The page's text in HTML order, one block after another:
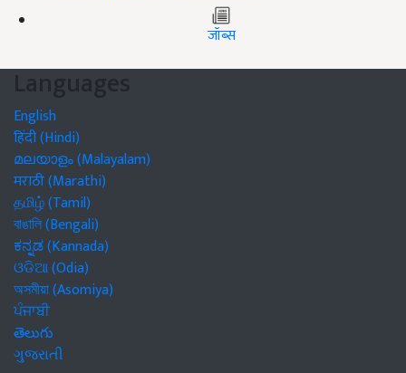
जॉब्स
Languages
English
हिंदी (Hindi)
മലയാളം (Malayalam)
मराठी (Marathi)
தமிழ் (Tamil)
বাঙালি (Bengali)
ಕನ್ನಡ (Kannada)
ଓଡିଆ (Odia)
অসমীয়া (Asomiya)
ਪੰਜਾਬੀ
తెలుగు
ગુજરાતી